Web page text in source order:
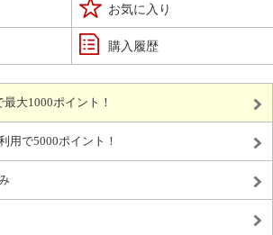
お気に入り
購入履歴
大1000ポイント！
用で5000ポイント！